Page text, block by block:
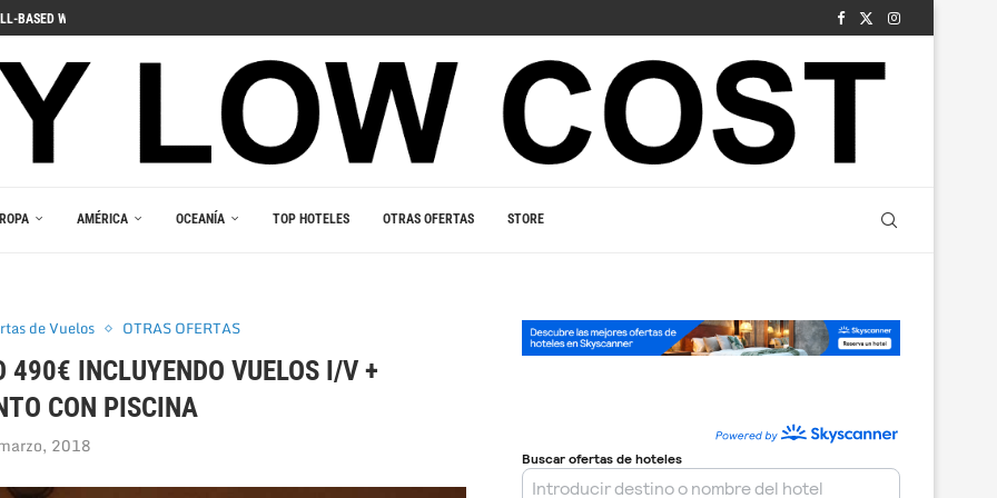
ПОГРУЖЕНИЯ В ИГРОВОЙ...
AMÉRICA OCEANÍA TOP HOTELES OTRAS OFERTAS STORE
de Vuelos OTRAS OFERTAS
INCLUYENDO VUELOS I/V +
CON PISCINA
2018